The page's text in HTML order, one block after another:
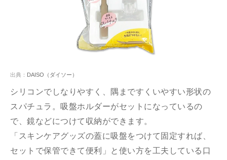
出典： DAISO（ダイソー）
シリコンでしなりやすく、隅まですくいやすい形状の
スパチュラ。吸盤ホルダーがセットになっているの
で、鏡などにつけて収納ができます。
「スキンケアグッズの蓋に吸盤をつけて固定すれば、
セットで保管できて便利」と使い方を工夫している口